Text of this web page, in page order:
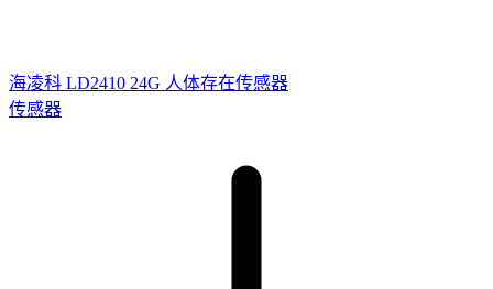
海凌科 LD2410 24G 人体存在传感器
传感器